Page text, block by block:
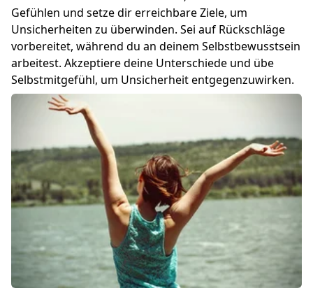
Gefühlen und setze dir erreichbare Ziele, um
Unsicherheiten zu überwinden. Sei auf Rückschläge
vorbereitet, während du an deinem Selbstbewusstsein
arbeitest. Akzeptiere deine Unterschiede und übe
Selbstmitgefühl, um Unsicherheit entgegenzuwirken.